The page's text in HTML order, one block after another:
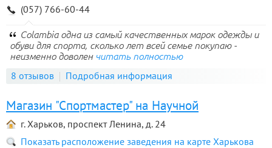
(057) 766-60-44
Colambia одна из самый качественных марок одежды и
обуви для спорта, сколько лет всей семье покупаю -
неизменно доволен читать полностью
8 отзывов Подробная информация
Магазин "Спортмастер" на Научной
г. Харьков, проспект Ленина, д. 24
Показать расположение заведения на карте Харькова